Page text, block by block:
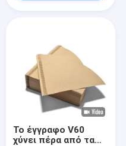
Το έγγραφο V60
χύνει πέρα από τα